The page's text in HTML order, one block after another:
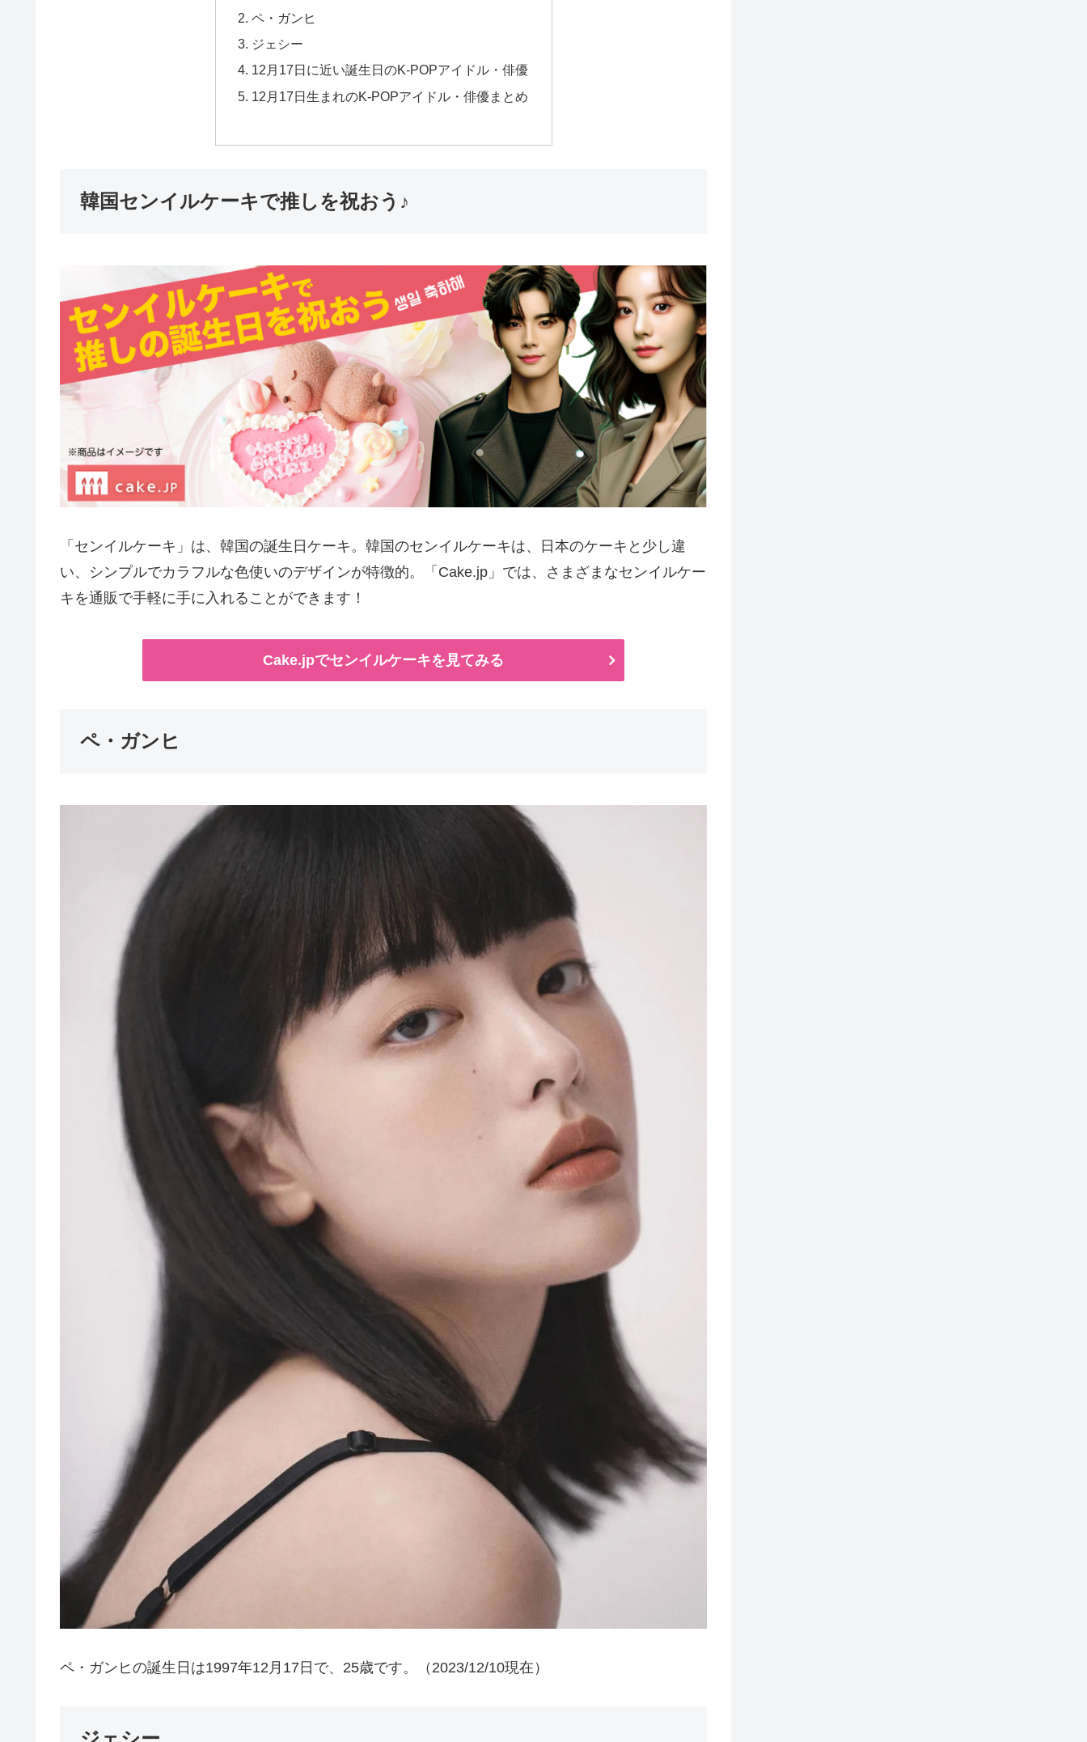
ペ・ガンヒ
ジェシー
12月17日に近い誕生日のK-POPアイドル・俳優
12月17日生まれのK-POPアイドル・俳優まとめ
韓国センイルケーキで推しを祝おう♪
「センイルケーキ」は、韓国の誕生日ケーキ。韓国のセンイルケーキは、日本のケーキと少し違
い、シンプルでカラフルな色使いのデザインが特徴的。「Cake.jp」では、さまざまなセンイルケー
キを通販で手軽に手に入れることができます！
Cake.jpでセンイルケーキを見てみる
ペ・ガンヒ
ペ・ガンヒの誕生日は1997年12月17日で、25歳です。（2023/12/10現在）